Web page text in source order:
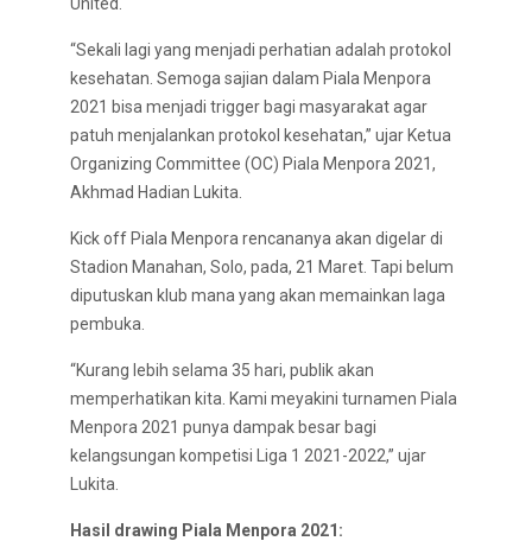
“Sekali lagi yang menjadi perhatian adalah protokol
kesehatan. Semoga sajian dalam Piala Menpora
2021 bisa menjadi trigger bagi masyarakat agar
patuh menjalankan protokol kesehatan,” ujar Ketua
Organizing Committee (OC) Piala Menpora 2021,
Akhmad Hadian Lukita.
Kick off Piala Menpora rencananya akan digelar di
Stadion Manahan, Solo, pada, 21 Maret. Tapi belum
diputuskan klub mana yang akan memainkan laga
pembuka.
“Kurang lebih selama 35 hari, publik akan
memperhatikan kita. Kami meyakini turnamen Piala
Menpora 2021 punya dampak besar bagi
kelangsungan kompetisi Liga 1 2021-2022,” ujar
Lukita.
Hasil drawing Piala Menpora 2021: